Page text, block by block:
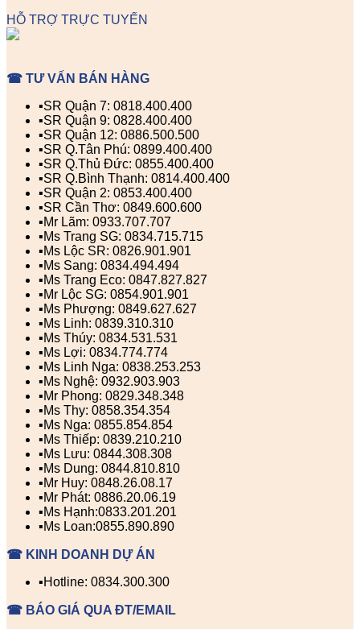
HỖ TRỢ TRỰC TUYẾN
☎ TƯ VẤN BÁN HÀNG
▪️SR Quận 7: 0818.400.400
▪️SR Quận 9: 0828.400.400
▪️SR Quận 12: 0886.500.500
▪️SR Q.Tân Phú: 0899.400.400
▪️SR Q.Thủ Đức: 0855.400.400
▪️SR Q.Bình Thạnh: 0814.400.400
▪️SR Quận 2: 0853.400.400
▪️SR Cần Thơ: 0849.600.600
▪️Mr Lãm: 0933.707.707
▪️Ms Trang SG: 0834.715.715
▪️Ms Lộc SR: 0826.901.901
▪️Ms Sang: 0834.494.494
▪️Ms Trang Eco: 0847.827.827
▪️Mr Lộc SG: 0854.901.901
▪️Ms Phượng: 0849.627.627
▪️Ms Linh: 0839.310.310
▪️Ms Thúy: 0834.531.531
▪️Ms Lợi: 0834.774.774
▪️Ms Linh Nga: 0838.253.253
▪️Ms Nghệ: 0932.903.903
▪️Mr Phong: 0829.348.348
▪️Ms Thy: 0858.354.354
▪️Ms Nga: 0855.854.854
▪️Ms Thiếp: 0839.210.210
▪️Ms Lưu: 0844.308.308
▪️Ms Dung: 0844.810.810
▪️Mr Huy: 0848.26.08.17
▪️Mr Phát: 0886.20.06.19
▪️Ms Hạnh:0833.201.201
▪️Ms Loan:0855.890.890
☎ KINH DOANH DỰ ÁN
▪️Hotline: 0834.300.300
☎ BÁO GIÁ QUA ĐT/EMAIL